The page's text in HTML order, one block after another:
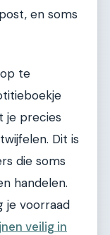
en soms
te
je precies
Dit is
die soms
handelen.
je voorraad
veilig in